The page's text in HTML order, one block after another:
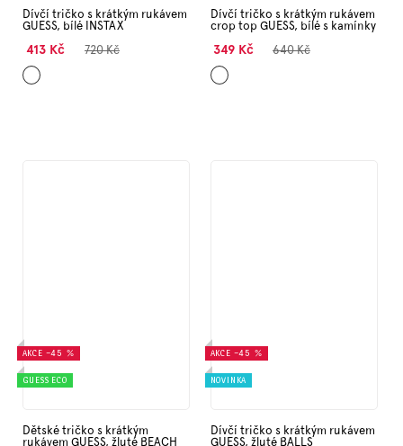
Dívčí tričko s krátkým rukávem
GUESS, bílé INSTAX
413 Kč 720 Kč
Bílá
Dívčí tričko s krátkým rukávem
crop top GUESS, bílé s kamínky
349 Kč 640 Kč
Bílá
AKCE –45 %
GUESS ECO
Dětské tričko s krátkým
rukávem GUESS, žluté BEACH
AKCE –45 %
NOVINKA
Dívčí tričko s krátkým rukávem
GUESS, žluté BALLS